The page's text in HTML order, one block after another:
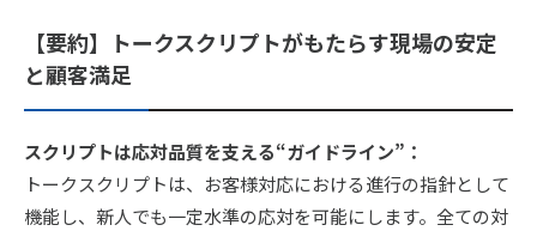
【要約】トークスクリプトがもたらす現場の安定
と顧客満足
スクリプトは応対品質を支える“ガイドライン”：
トークスクリプトは、お客様対応における進行の指針として
機能し、新人でも一定水準の応対を可能にします。全ての対